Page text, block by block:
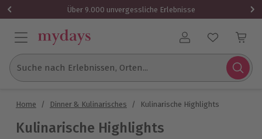
Über 9.000 unvergessliche Erlebnisse
Benutzerkonto
Suche nach Erlebnissen, Orten...
Home / Dinner & Kulinarisches / Kulinarische Highlights
Kulinarische Highlights